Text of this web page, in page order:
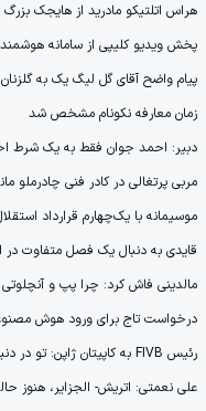
هراس اتلتیکو مادرید از هایجک بزرگ
پخش ویدیو کلیپی از سامانه
پیام واضح آقای گل لیگ یک به
زمان معارفه نکونام مشخص شد
دبیر: احمد جوان فقط به یک شرط
مربی پرتغالی در کادر فنی چادرملو
موسیمانه با یک‌چهارم قرارداد
قایدی به دنبال یک فصل متفاوت در
مالدینی فاش کرد: چرا پپ و آنچلوتی
درخواست تاج برای ورود هوش
رئیس FIVB به کاپیتان ژاپن: تو در دنیا الهام‌بخشی
علی نعمتی: اتریش- الجزایر، هنوز